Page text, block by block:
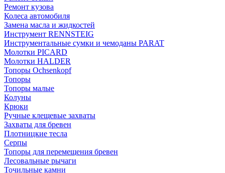
Ремонт кузова
Колеса автомобиля
Замена масла и жидкостей
Инструмент RENNSTEIG
Инструментальные сумки и чемоданы PARAT
Молотки PICARD
Молотки HALDER
Топоры Ochsenkopf
Топоры
Топоры малые
Колуны
Крюки
Ручные клещевые захваты
Захваты для бревен
Плотницкие тесла
Серпы
Топоры для перемещения бревен
Лесовальные рычаги
Точильные камни